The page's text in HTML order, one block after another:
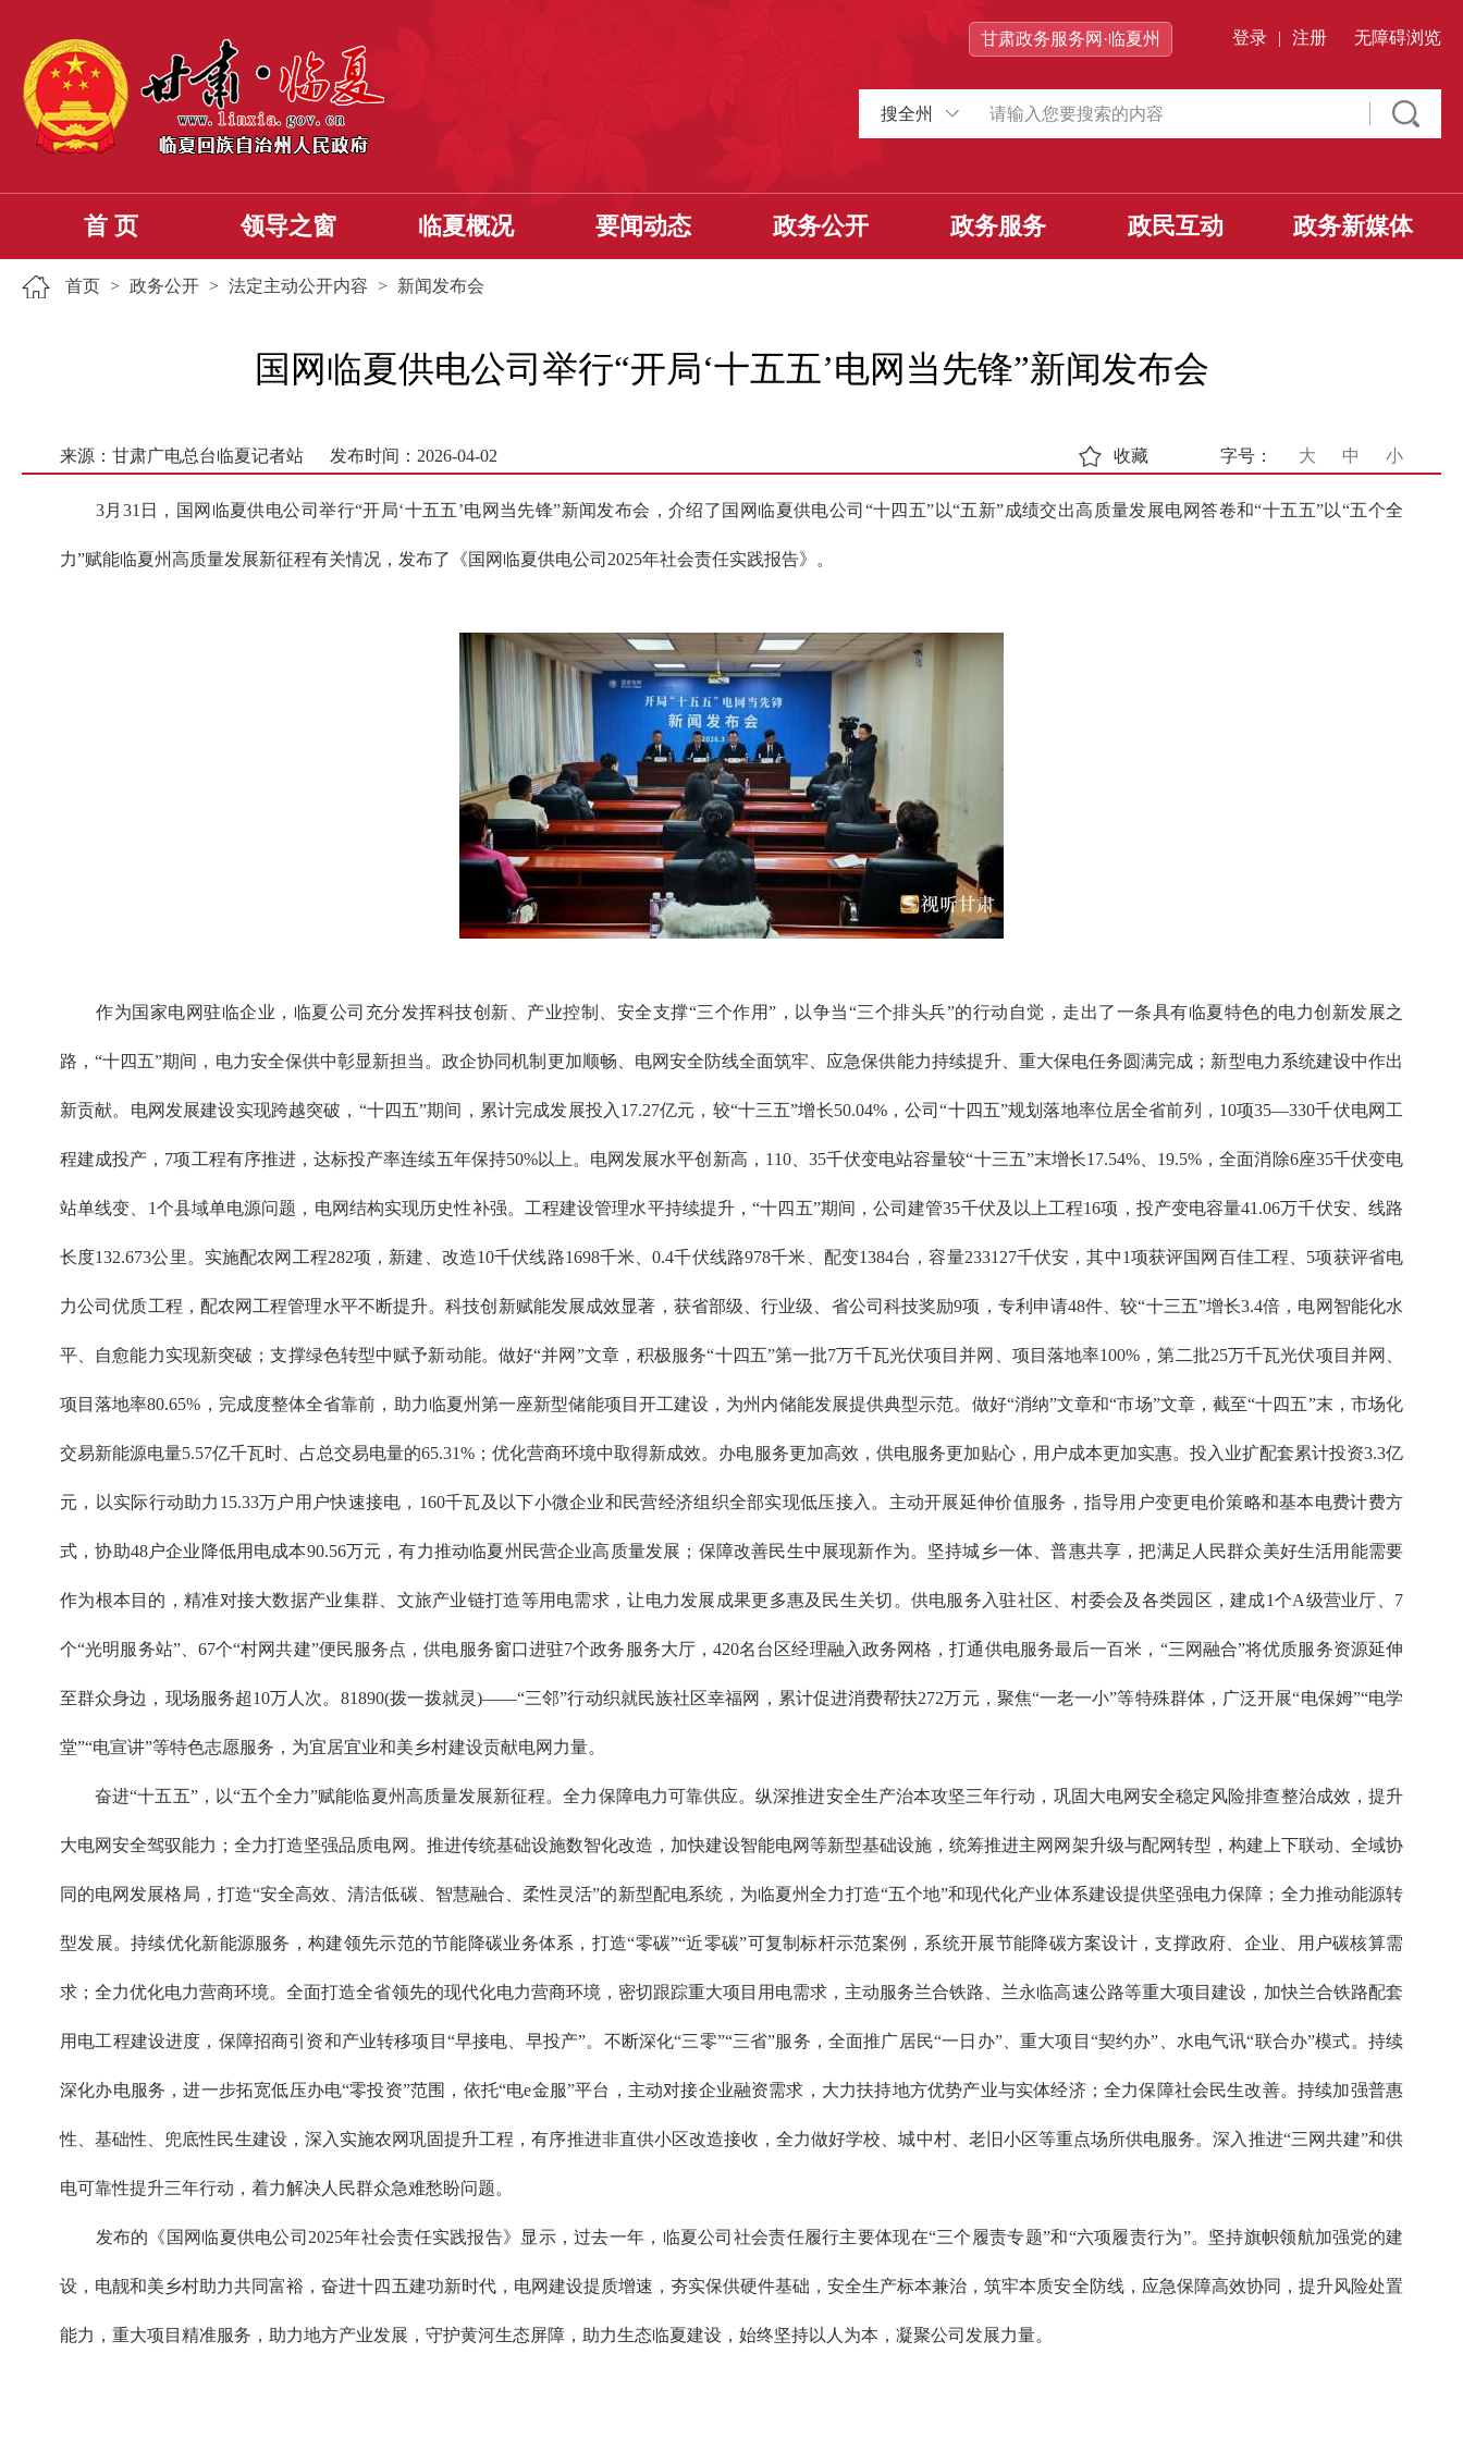
甘肃政务服务网·临夏州 登录 | 注册 无障碍浏览
搜全州
首 页 领导之窗 临夏概况 要闻动态 政务公开 政务服务 政民互动 政务新媒体
首页 > 政务公开 > 法定主动公开内容 > 新闻发布会
国网临夏供电公司举行“开局‘十五五’电网当先锋”新闻发布会
来源：甘肃广电总台临夏记者站 发布时间：2026-04-02 字号： 大 中 小
收藏
3月31日，国网临夏供电公司举行“开局‘十五五’电网当先锋”新闻发布会，介绍了国网临夏供电公司“十四五”以“五新”成绩交出高质量发展电网答卷和“十五五”以“五个全
力”赋能临夏州高质量发展新征程有关情况，发布了《国网临夏供电公司2025年社会责任实践报告》。
作为国家电网驻临企业，临夏公司充分发挥科技创新、产业控制、安全支撑“三个作用”，以争当“三个排头兵”的行动自觉，走出了一条具有临夏特色的电力创新发展之
路，“十四五”期间，电力安全保供中彰显新担当。政企协同机制更加顺畅、电网安全防线全面筑牢、应急保供能力持续提升、重大保电任务圆满完成；新型电力系统建设中作出
新贡献。电网发展建设实现跨越突破，“十四五”期间，累计完成发展投入17.27亿元，较“十三五”增长50.04%，公司“十四五”规划落地率位居全省前列，10项35—330千伏电网工
程建成投产，7项工程有序推进，达标投产率连续五年保持50%以上。电网发展水平创新高，110、35千伏变电站容量较“十三五”末增长17.54%、19.5%，全面消除6座35千伏变电
站单线变、1个县域单电源问题，电网结构实现历史性补强。工程建设管理水平持续提升，“十四五”期间，公司建管35千伏及以上工程16项，投产变电容量41.06万千伏安、线路
长度132.673公里。实施配农网工程282项，新建、改造10千伏线路1698千米、0.4千伏线路978千米、配变1384台，容量233127千伏安，其中1项获评国网百佳工程、5项获评省电
力公司优质工程，配农网工程管理水平不断提升。科技创新赋能发展成效显著，获省部级、行业级、省公司科技奖励9项，专利申请48件、较“十三五”增长3.4倍，电网智能化水
平、自愈能力实现新突破；支撑绿色转型中赋予新动能。做好“并网”文章，积极服务“十四五”第一批7万千瓦光伏项目并网、项目落地率100%，第二批25万千瓦光伏项目并网、
项目落地率80.65%，完成度整体全省靠前，助力临夏州第一座新型储能项目开工建设，为州内储能发展提供典型示范。做好“消纳”文章和“市场”文章，截至“十四五”末，市场化
交易新能源电量5.57亿千瓦时、占总交易电量的65.31%；优化营商环境中取得新成效。办电服务更加高效，供电服务更加贴心，用户成本更加实惠。投入业扩配套累计投资3.3亿
元，以实际行动助力15.33万户用户快速接电，160千瓦及以下小微企业和民营经济组织全部实现低压接入。主动开展延伸价值服务，指导用户变更电价策略和基本电费计费方
式，协助48户企业降低用电成本90.56万元，有力推动临夏州民营企业高质量发展；保障改善民生中展现新作为。坚持城乡一体、普惠共享，把满足人民群众美好生活用能需要
作为根本目的，精准对接大数据产业集群、文旅产业链打造等用电需求，让电力发展成果更多惠及民生关切。供电服务入驻社区、村委会及各类园区，建成1个A级营业厅、7
个“光明服务站”、67个“村网共建”便民服务点，供电服务窗口进驻7个政务服务大厅，420名台区经理融入政务网格，打通供电服务最后一百米，“三网融合”将优质服务资源延伸
至群众身边，现场服务超10万人次。81890(拨一拨就灵)——“三邻”行动织就民族社区幸福网，累计促进消费帮扶272万元，聚焦“一老一小”等特殊群体，广泛开展“电保姆”“电学
堂”“电宣讲”等特色志愿服务，为宜居宜业和美乡村建设贡献电网力量。
奋进“十五五”，以“五个全力”赋能临夏州高质量发展新征程。全力保障电力可靠供应。纵深推进安全生产治本攻坚三年行动，巩固大电网安全稳定风险排查整治成效，提升
大电网安全驾驭能力；全力打造坚强品质电网。推进传统基础设施数智化改造，加快建设智能电网等新型基础设施，统筹推进主网网架升级与配网转型，构建上下联动、全域协
同的电网发展格局，打造“安全高效、清洁低碳、智慧融合、柔性灵活”的新型配电系统，为临夏州全力打造“五个地”和现代化产业体系建设提供坚强电力保障；全力推动能源转
型发展。持续优化新能源服务，构建领先示范的节能降碳业务体系，打造“零碳”“近零碳”可复制标杆示范案例，系统开展节能降碳方案设计，支撑政府、企业、用户碳核算需
求；全力优化电力营商环境。全面打造全省领先的现代化电力营商环境，密切跟踪重大项目用电需求，主动服务兰合铁路、兰永临高速公路等重大项目建设，加快兰合铁路配套
用电工程建设进度，保障招商引资和产业转移项目“早接电、早投产”。不断深化“三零”“三省”服务，全面推广居民“一日办”、重大项目“契约办”、水电气讯“联合办”模式。持续
深化办电服务，进一步拓宽低压办电“零投资”范围，依托“电e金服”平台，主动对接企业融资需求，大力扶持地方优势产业与实体经济；全力保障社会民生改善。持续加强普惠
性、基础性、兜底性民生建设，深入实施农网巩固提升工程，有序推进非直供小区改造接收，全力做好学校、城中村、老旧小区等重点场所供电服务。深入推进“三网共建”和供
电可靠性提升三年行动，着力解决人民群众急难愁盼问题。
发布的《国网临夏供电公司2025年社会责任实践报告》显示，过去一年，临夏公司社会责任履行主要体现在“三个履责专题”和“六项履责行为”。坚持旗帜领航加强党的建
设，电靓和美乡村助力共同富裕，奋进十四五建功新时代，电网建设提质增速，夯实保供硬件基础，安全生产标本兼治，筑牢本质安全防线，应急保障高效协同，提升风险处置
能力，重大项目精准服务，助力地方产业发展，守护黄河生态屏障，助力生态临夏建设，始终坚持以人为本，凝聚公司发展力量。